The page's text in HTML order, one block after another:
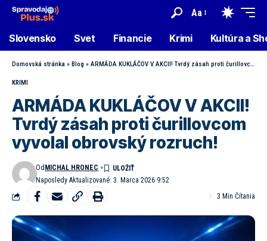
Aa
Slovensko Svet Financie Krimi Kultúra a
Domovská stránka » Blog » ARMÁDA KUKLÁČOV V AKCII! Tvrdý zásah proti čurillovcom vyvolal obrovský rozruch!
KRIMI
ARMÁDA KUKLÁČOV V AKCII!
Tvrdý zásah proti čurillovcom
vyvolal obrovský rozruch!
Naposledy Aktualizované: 3. Marca 2026 9:52
Od MICHAL HRONEC
3 Min Čítania